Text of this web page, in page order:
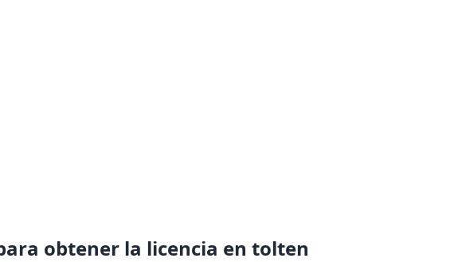
obtener la licencia en tolten